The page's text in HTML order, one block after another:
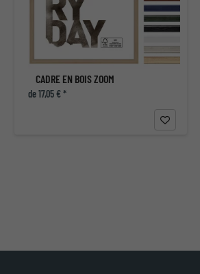
CADRE EN BOIS ZOOM
de 17,05 € *